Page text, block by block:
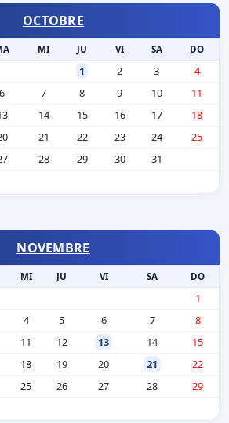
OCTOBRE
MI JU VI SA DO
1 2 3
4
6 7 8 9 10
11
14 15 16 17
18
21 22 23 24
25
28 29 30 31
NOVEMBRE
MI JU VI SA DO
1
4 5 6 7
8
11 12 13 14
15
18 19 20 21
22
25 26 27 28
29